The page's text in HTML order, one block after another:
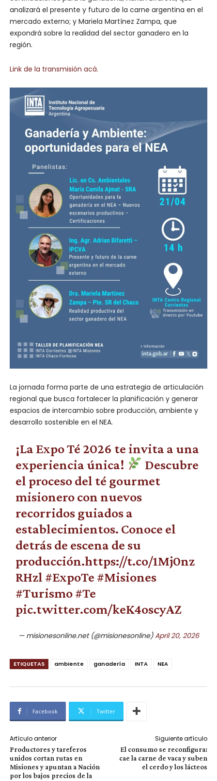
analizará el presente y futuro de la carne argentina en el
mercado externo; y Mariela Martínez Zampa, que
expondrá sobre la realidad del sector ganadero en la
región.
Link de la transmisión acá.
La jornada forma parte de una estrategia de articulación
regional que busca fortalecer la planificación y generar
espacios de intercambio sobre producción, ambiente y
desarrollo sostenible en el NEA.
¡La Expo Té 2026 te invita a una
experiencia única!
Descubre
el proceso del té gourmet
misionero con nuevos
recorridos guiados a
establecimientos. Conoce el
detrás de escena de su
producción.https://t.co/1Mj0nz
RHzl #ExpoTe #Misiones
#Turismo#Te
pic.twitter.com/keK4oscyAZ
— misionesonline.net (@misionesonline)April 20, 2026
ETIQUETAS ambiente ganadería INTA NEA
Facebook Twitter
Artículo anterior
Productores y tareferos
unidos cortan rutas en
Misiones y apuntan a Nación
por los bajos precios de la
Siguiente artículo
El consumo se reconfigura:
cae la carne de vaca y suben
el cerdo y los lácteos